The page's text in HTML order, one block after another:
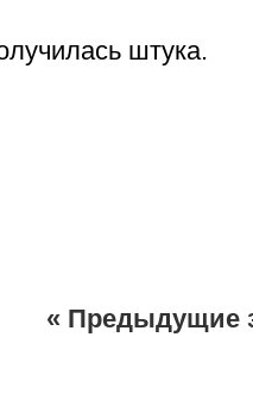
штука.
« Предыдущие